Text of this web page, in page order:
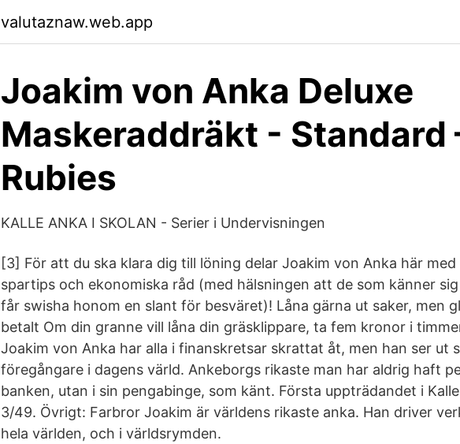
valutaznaw.web.app
Joakim von Anka Deluxe
Maskeraddräkt - Standard
Rubies
KALLE ANKA I SKOLAN - Serier i Undervisningen
[3] För att du ska klara dig till löning delar Joakim von Anka här med
spartips och ekonomiska råd (med hälsningen att de som känner
får swisha honom en slant för besväret)! Låna gärna ut saker, men
betalt Om din granne vill låna din gräsklippare, ta fem kronor i
Joakim von Anka har alla i finanskretsar skrattat åt, men han ser ut
föregångare i dagens värld. Ankeborgs rikaste man har aldrig haft
banken, utan i sin pengabinge, som känt. Första uppträdandet i
3/49. Övrigt: Farbror Joakim är världens rikaste anka. Han driver
hela världen, och i världsrymden.